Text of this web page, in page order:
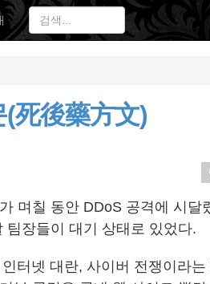
死後藥方文)
며칠 동안 DDoS 공격에 시달
팀장들이 대기 상태로 있었다.
터넷 대란, 사이버 전쟁이라